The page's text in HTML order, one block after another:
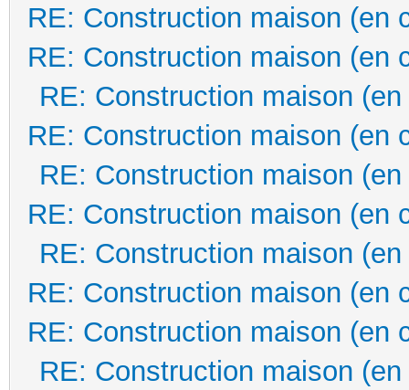
RE: Construction maison (en
RE: Construction maison (en
RE: Construction maison
RE: Construction maison (en
RE: Construction maison
RE: Construction maison (en
RE: Construction maison
RE: Construction maison (en
RE: Construction maison (en
RE: Construction maison